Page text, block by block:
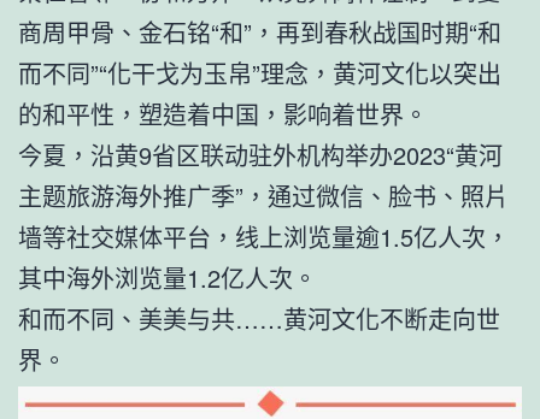
商周甲骨、金石铭“和”，再到春秋战国时期“和
而不同”“化干戈为玉帛”理念，黄河文化以突出
的和平性，塑造着中国，影响着世界。
今夏，沿黄9省区联动驻外机构举办2023“黄河
主题旅游海外推广季”，通过微信、脸书、照片
墙等社交媒体平台，线上浏览量逾1.5亿人次，
其中海外浏览量1.2亿人次。
和而不同、美美与共……黄河文化不断走向世
界。